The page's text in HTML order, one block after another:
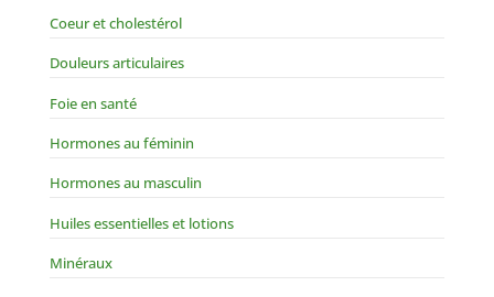
Coeur et cholestérol
Douleurs articulaires
Foie en santé
Hormones au féminin
Hormones au masculin
Huiles essentielles et lotions
Minéraux